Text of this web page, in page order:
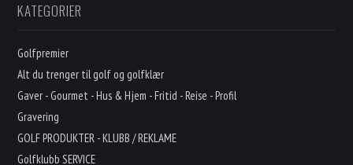
KATEGORIER
Golfpremier
Alt du trenger til golf og golfklær
Gaver - Gourmet - Hus & Hjem - Fritid - Reise - Profil
Gravering
GOLF PRODUKTER - KLUBB / REKLAME
Golfklubb SERVICE